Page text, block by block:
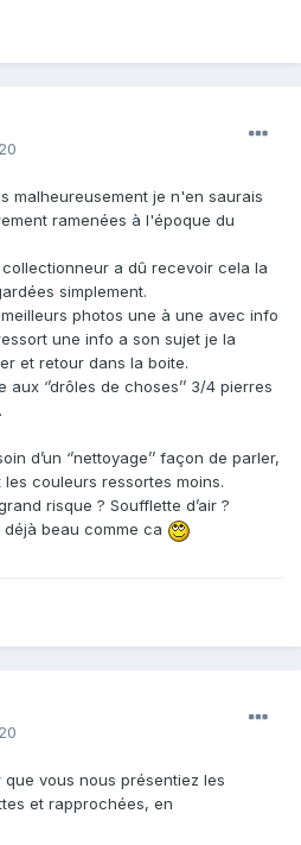
malheureusement je n'en saurais
ramenées à l'époque du
a dû recevoir cela la
simplement.
photos une à une avec info
une info a son sujet je la
et retour dans la boite.
‘’drôles de choses’’ 3/4 pierres
d’un ‘’nettoyage’’ façon de parler,
couleurs ressortes moins.
risque ? Soufflette d’air ?
déjà beau comme ca
vous nous présentiez les
et rapprochées, en